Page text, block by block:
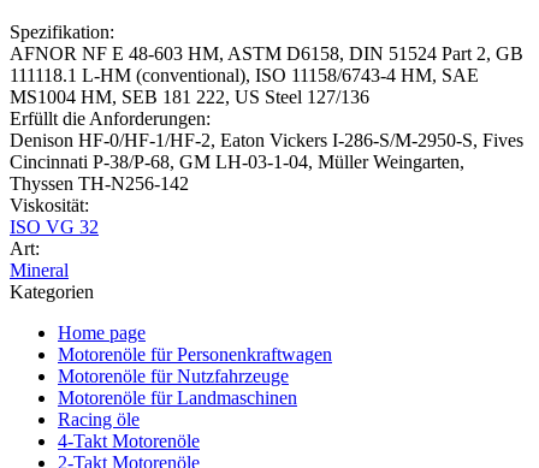
Spezifikation:
AFNOR NF E 48-603 HM, ASTM D6158, DIN 51524 Part 2, GB
111118.1 L-HM (conventional), ISO 11158/6743-4 HM, SAE
MS1004 HM, SEB 181 222, US Steel 127/136
Erfüllt die Anforderungen:
Denison HF-0/HF-1/HF-2, Eaton Vickers I-286-S/M-2950-S, Fives
Cincinnati P-38/P-68, GM LH-03-1-04, Müller Weingarten,
Thyssen TH-N256-142
Viskosität:
ISO VG 32
Art:
Mineral
Kategorien
Home page
Motorenöle für Personenkraftwagen
Motorenöle für Nutzfahrzeuge
Motorenöle für Landmaschinen
Racing öle
4-Takt Motorenöle
2-Takt Motorenöle